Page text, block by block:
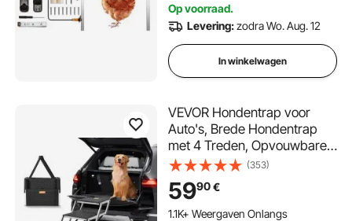
Op voorraad.
Levering:zodra Wo. Aug. 12
In winkelwagen
VEVOR Hondentrap voor
Auto's, Brede Hondentrap
met 4 Treden, Opvouwbare
Hondentrap met
Antislipoppervlak, Draagbare
Hondentrap van
Lichtgewicht Aluminium voor
(353)
5990€
1.1K+ Weergaven Onlangs